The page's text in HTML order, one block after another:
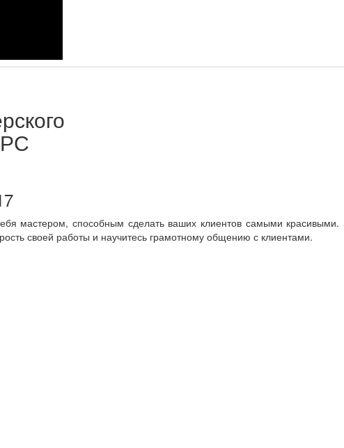
мастером, способным сделать ваших клиентов самыми красивыми.
своей работы и научитесь грамотному общению с клиентами.